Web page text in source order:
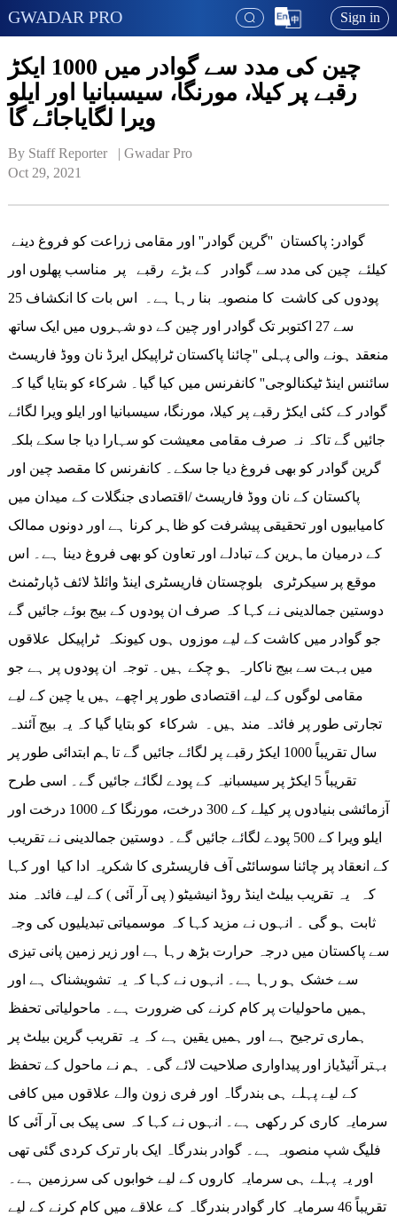
GWADAR PRO Sign in
چین کی مدد سے گوادر میں 1000 ایکڑ
رقبے پر کیلا، مورنگا، سیسبانیا اور ایلو
ویرا لگایاجائے گا
By Staff Reporter   | Gwadar Pro
Oct 29, 2021
کیلئے چین کی مدد سے گوادر کے بڑے رقبے پر مناسب پھلوں اور
پودوں کی کاشت کا منصوبہ بنا رہا ہے۔ اس بات کا انکشاف 25
سے 27 اکتوبر تک گوادر اور چین کے دو شہروں میں ایک ساتھ
منعقد ہونے والی پہلی ''چائنا پاکستان ٹراپیکل ایرڈ نان ووڈ فاریسٹ
سائنس اینڈ ٹیکنالوجی'' کانفرنس میں کیا گیا۔ شرکاء کو بتایا گیا کہ
گوادر کے کئی ایکڑ رقبے پر کیلا، مورنگا، سیسبانیا اور ایلو ویرا لگائے
جائیں گے تاکہ نہ صرف مقامی معیشت کو سہارا دیا جا سکے بلکہ
گرین گوادر کو بھی فروغ دیا جا سکے۔ کانفرنس کا مقصد چین اور
پاکستان کے نان ووڈ فاریسٹ /اقتصادی جنگلات کے میدان میں
کامیابیوں اور تحقیقی پیشرفت کو ظاہر کرنا ہے اور دونوں ممالک
کے درمیان ماہرین کے تبادلے اور تعاون کو بھی فروغ دینا ہے۔ اس
موقع پر سیکرٹری بلوچستان فاریسٹری اینڈ وائلڈ لائف ڈپارٹمنٹ
دوستین جمالدینی نے کہا کہ صرف ان پودوں کے بیج بوئے جائیں گے
جو گوادر میں کاشت کے لیے موزوں ہوں کیونکہ ٹراپیکل علاقوں
میں بہت سے بیج ناکارہ ہو چکے ہیں۔ توجہ ان پودوں پر ہے جو
مقامی لوگوں کے لیے اقتصادی طور پر اچھے ہیں یا چین کے لیے
تجارتی طور پر فائدہ مند ہیں۔ شرکاء کو بتایا گیا کہ یہ بیج آئندہ
سال تقریباً 1000 ایکڑ رقبے پر لگائے جائیں گے تاہم ابتدائی طور پر
تقریباً 5 ایکڑ پر سیسبانیہ کے پودے لگائے جائیں گے۔ اسی طرح
آزمائشی بنیادوں پر کیلے کے 300 درخت، مورنگا کے 1000 درخت اور
ایلو ویرا کے 500 پودے لگائے جائیں گے۔ دوستین جمالدینی نے تقریب
کے انعقاد پر چائنا سوسائٹی آف فاریسٹری کا شکریہ ادا کیا اور کہا
کہ یہ تقریب بیلٹ اینڈ روڈ انیشیٹو ( پی آر آئی ) کے لیے فائدہ مند
ثابت ہو گی ۔ انہوں نے مزید کہا کہ موسمیاتی تبدیلیوں کی وجہ
سے پاکستان میں درجہ حرارت بڑھ رہا ہے اور زیر زمین پانی تیزی
سے خشک ہو رہا ہے۔ انہوں نے کہا کہ یہ تشویشناک ہے اور
ہمیں ماحولیات پر کام کرنے کی ضرورت ہے۔ ماحولیاتی تحفظ
ہماری ترجیح ہے اور ہمیں یقین ہے کہ یہ تقریب گرین بیلٹ پر
بہتر آئیڈیاز اور پیداواری صلاحیت لائے گی۔ ہم نے ماحول کے تحفظ
کے لیے پہلے ہی بندرگاہ اور فری زون والے علاقوں میں کافی
سرمایہ کاری کر رکھی ہے۔ انہوں نے کہا کہ سی پیک بی آر آئی کا
فلیگ شپ منصوبہ ہے۔ گوادر بندرگاہ ایک بار ترک کردی گئی تھی
اور یہ پہلے ہی سرمایہ کاروں کے لیے خوابوں کی سرزمین ہے۔
تقریباً 46 سرمایہ کار گوادر بندرگاہ کے علاقے میں کام کرنے کے لیے